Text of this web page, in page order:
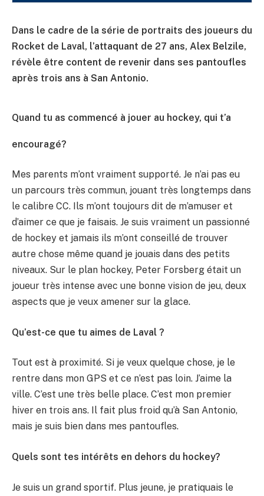
Dans le cadre de la série de portraits des joueurs du
Rocket de Laval, l’attaquant de 27 ans, Alex Belzile,
révèle être content de revenir dans ses pantoufles
après trois ans à San Antonio.
Quand tu as commencé à jouer au hockey, qui t’a
encouragé?
Mes parents m’ont vraiment supporté. Je n’ai pas eu
un parcours très commun, jouant très longtemps dans
le calibre CC. Ils m’ont toujours dit de m’amuser et
d’aimer ce que je faisais. Je suis vraiment un passionné
de hockey et jamais ils m’ont conseillé de trouver
autre chose même quand je jouais dans des petits
niveaux. Sur le plan hockey, Peter Forsberg était un
joueur très intense avec une bonne vision de jeu, deux
aspects que je veux amener sur la glace.
Qu’est-ce que tu aimes de Laval ?
Tout est à proximité. Si je veux quelque chose, je le
rentre dans mon GPS et ce n’est pas loin. J’aime la
ville. C’est une très belle place. C’est mon premier
hiver en trois ans. Il fait plus froid qu’à San Antonio,
mais je suis bien dans mes pantoufles.
Quels sont tes intérêts en dehors du hockey?
Je suis un grand sportif. Plus jeune, je pratiquais le